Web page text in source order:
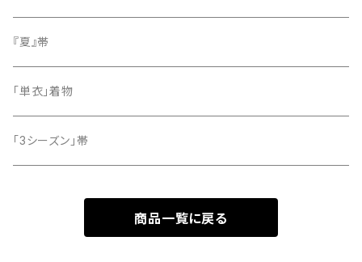
留袖
『夏』帯
「単衣」着物
「3シーズン」帯
商品一覧に戻る